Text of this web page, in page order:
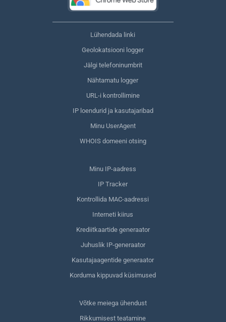
Lühendada linki
Geolokatsiooni logger
Jälgi telefoninumbrit
Nähtamatu logger
URL-i kontrollimine
IP loendurid ja kasutajaribad
Minu UserAgent
WHOIS domeeni otsing
Minu IP-aadress
IP Tracker
Kontrollida MAC-aadressi
Interneti kiirus
Krediitkaartide generaator
Juhuslik IP-generaator
Kasutajaagentide generaator
Korduma kippuvad küsimused
Võtke meiega ühendust
Rikkumisest teatamine